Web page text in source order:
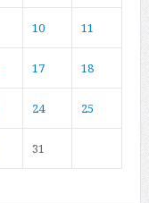
10 11
17 18
24 25
31